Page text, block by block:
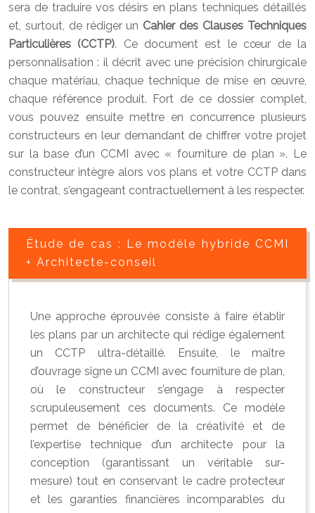
sera de traduire vos désirs en plans techniques détaillés
et, surtout, de rédiger un Cahier des Clauses Techniques
Particulières (CCTP). Ce document est le cœur de la
personnalisation : il décrit avec une précision chirurgicale
chaque matériau, chaque technique de mise en œuvre,
chaque référence produit. Fort de ce dossier complet,
vous pouvez ensuite mettre en concurrence plusieurs
constructeurs en leur demandant de chiffrer votre projet
sur la base d’un CCMI avec « fourniture de plan ». Le
constructeur intègre alors vos plans et votre CCTP dans
le contrat, s’engageant contractuellement à les respecter.
Étude de cas : Le modèle hybride CCMI
+ Architecte-conseil
Une approche éprouvée consiste à faire établir
les plans par un architecte qui rédige également
un CCTP ultra-détaillé. Ensuite, le maître
d’ouvrage signe un CCMI avec fourniture de plan,
où le constructeur s’engage à respecter
scrupuleusement ces documents. Ce modèle
permet de bénéficier de la créativité et de
l’expertise technique d’un architecte pour la
conception (garantissant un véritable sur-
mesure) tout en conservant le cadre protecteur
et les garanties financières incomparables du